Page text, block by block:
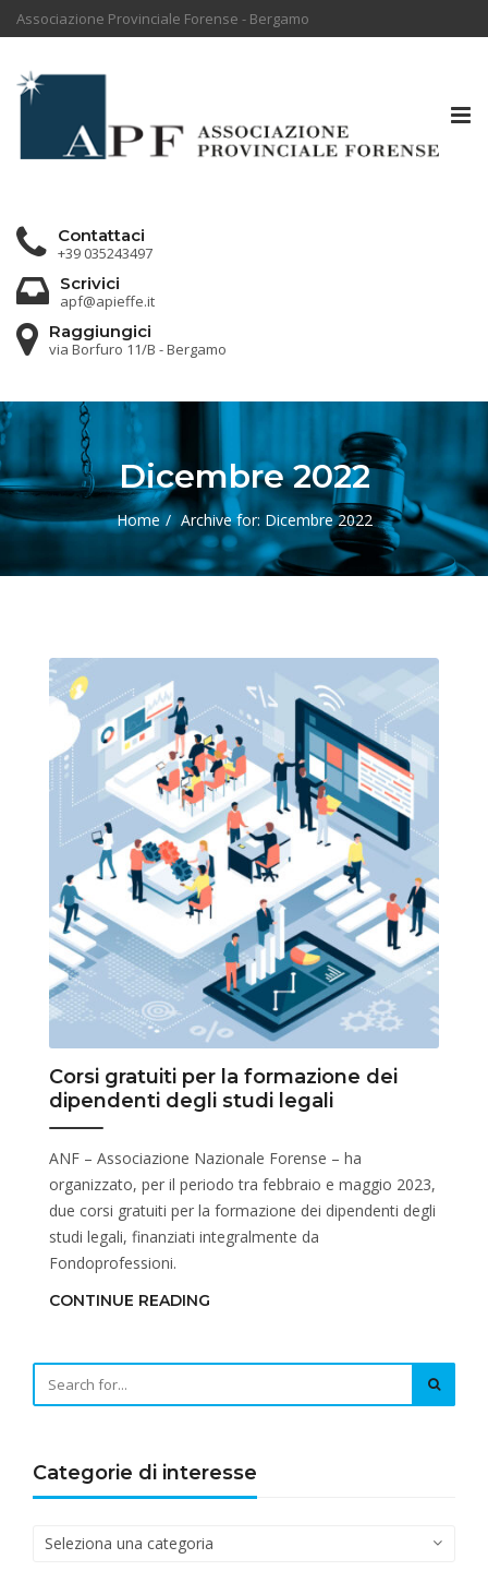
Associazione Provinciale Forense - Bergamo
Contattaci
+39 035243497
Scrivici
apf@apieffe.it
Raggiungici
via Borfuro 11/B - Bergamo
Dicembre 2022
Home Archive for: Dicembre 2022
Corsi gratuiti per la formazione dei
dipendenti degli studi legali
ANF – Associazione Nazionale Forense – ha
organizzato, per il periodo tra febbraio e maggio 2023,
due corsi gratuiti per la formazione dei dipendenti degli
studi legali, finanziati integralmente da
Fondoprofessioni.
CONTINUE READING
Categorie di interesse
Categorie